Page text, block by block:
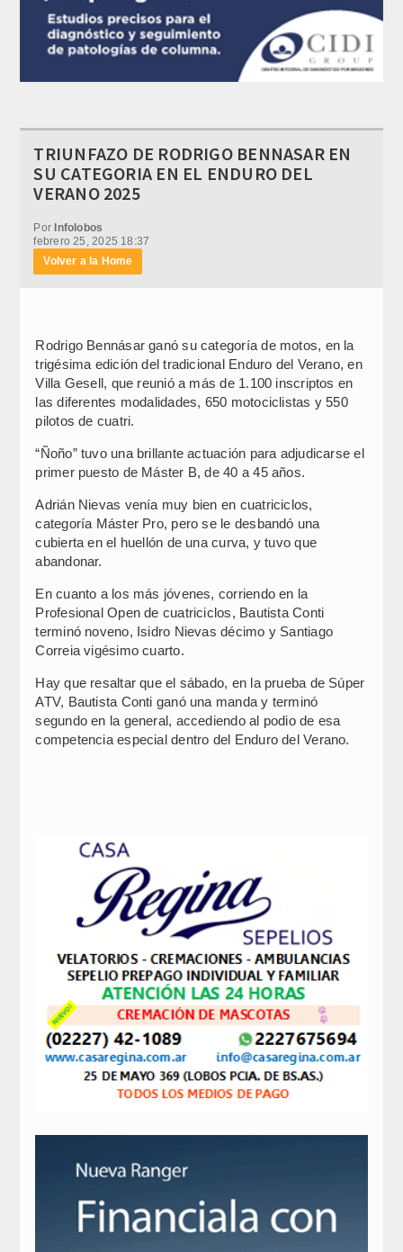
TRIUNFAZO DE RODRIGO BENNASAR EN
SU CATEGORIA EN EL ENDURO DEL
VERANO 2025
PorInfolobos
febrero 25, 2025 18:37
Volver a la Home
Rodrigo Bennásar ganó su categoría de motos, en la
trigésima edición del tradicional Enduro del Verano, en
Villa Gesell, que reunió a más de 1.100 inscriptos en
las diferentes modalidades, 650 motociclistas y 550
pilotos de cuatri.
“Ñoño” tuvo una brillante actuación para adjudicarse el
primer puesto de Máster B, de 40 a 45 años.
Adrián Nievas venía muy bien en cuatriciclos,
categoría Máster Pro, pero se le desbandó una
cubierta en el huellón de una curva, y tuvo que
abandonar.
En cuanto a los más jóvenes, corriendo en la
Profesional Open de cuatriciclos, Bautista Conti
terminó noveno, Isidro Nievas décimo y Santiago
Correia vigésimo cuarto.
Hay que resaltar que el sábado, en la prueba de Súper
ATV, Bautista Conti ganó una manda y terminó
segundo en la general, accediendo al podio de esa
competencia especial dentro del Enduro del Verano.